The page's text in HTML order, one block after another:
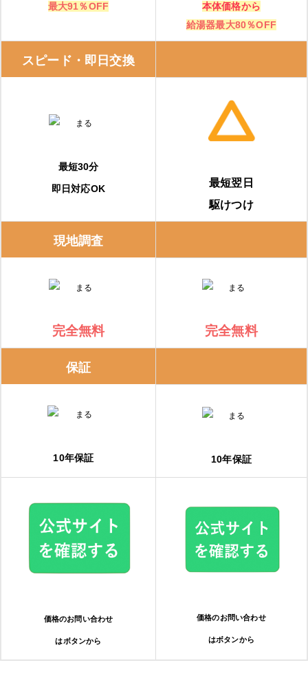
エコキュート交換の窓口の特徴
マルタケ株式会社
給湯器・エコキュートの補助金は、「知らないと損！」
保証内容を確認する
修理実績をチェックする
エコキュートの修理費用と交換費用の相場
エコキュートの交換費用の相場
エコキュートに交換するとどのくらいお得になる？？
夜間電力の活用でさらにお得
三菱電機
パナソニック
最大91％OFF
本体価格から
給湯器最大80％OFF
スピード・即日交換
最短30分
即日対応OK
最短翌日
駆けつけ
現地調査
完全無料 完全無料
保証
10年保証 10年保証
価格のお問い合わせ
はボタンから
価格のお問い合わせ
はボタンから